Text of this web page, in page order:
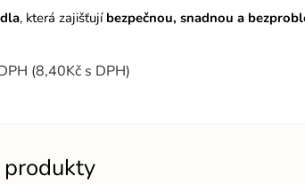
, která zajišťují bezpečnou, snadnou a
(8,40Kč s DPH)